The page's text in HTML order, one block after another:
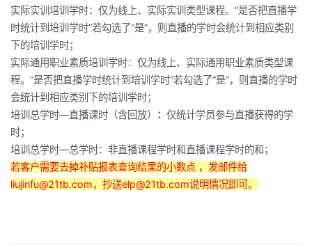
实际实训培训学时：仅为线上、实际实训类型课程。“是否把直播学
时统计到培训学时”若勾选了“是”，则直播的学时会统计到相应类别
下的培训学时；
实际通用职业素质培训学时：仅为线上、实际通用职业素质类型课
程。“是否把直播学时统计到培训学时”若勾选了“是”，则直播的学时
会统计到相应类别下的培训学时；
培训总学时—直播课时（含回放）
： 仅统计学员参与直播获得的学
时；
培训总学时—总学时：非直播课程学时和直播课程学时的和；
若客户需要去掉补贴报表查询结果的小数点 ，发邮件给
liujinfu@21tb.com，抄送elp@21tb.com说明情况即可。